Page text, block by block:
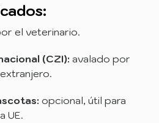
el veterinario.
(CZI): avalado por
opcional, útil para
UE.